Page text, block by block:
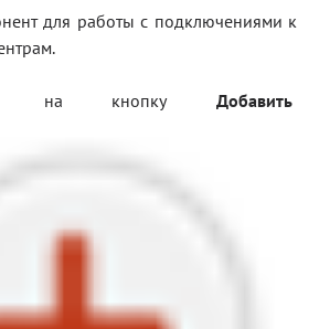
для работы с подключениями к
на кнопкуДобавить